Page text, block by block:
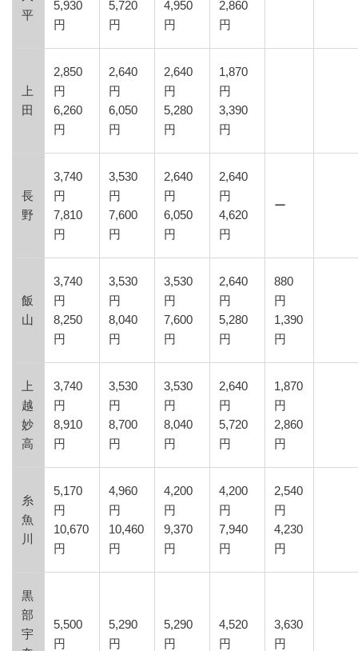
平
5,930
円
5,720
円
4,950
円
2,860
円
上
田
2,850
円
6,260
円
2,640
円
6,050
円
2,640
円
5,280
円
1,870
円
3,390
円
長
野
3,740
円
7,810
円
3,530
円
7,600
円
2,640
円
6,050
円
2,640
円
4,620
円
ー
飯
山
3,740
円
8,250
円
3,530
円
8,040
円
3,530
円
7,600
円
2,640
円
5,280
円
880
円
1,390
円
上
越
妙
高
3,740
円
8,910
円
3,530
円
8,700
円
3,530
円
8,040
円
2,640
円
5,720
円
1,870
円
2,860
円
糸
魚
川
5,170
円
10,670
円
4,960
円
10,460
円
4,200
円
9,370
円
4,200
円
7,940
円
2,540
円
4,230
円
黒
部
宇
5,500
円
5,290
円
5,290
円
4,520
円
3,630
円